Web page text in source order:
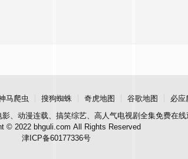
马爬虫 搜狗蜘蛛 奇虎地图 谷歌地图
必应
、动漫连载、搞笑综艺、高人气电视剧全集免费在线
© 2022 bhguli.com All Rights Reserved
津ICP备60177336号